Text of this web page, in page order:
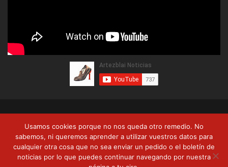
Política de privacidad
Términos y condiciones
Formas de pago
Envíos y devoluciones
Usamos cookies porque no nos queda otro remedio. No
sabemos, ni queremos aprender a utilizar vuestros datos para
cualquier otra cosa que no sea enviar un pedido o el boletín de
noticias por lo que puedes continuar navegando por nuestra